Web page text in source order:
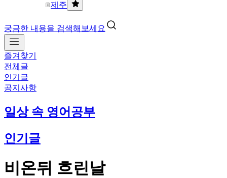
제주
궁금한 내용을 검색해보세요
즐겨찾기
전체글
인기글
공지사항
일상 속 영어공부
인기글
비온뒤 흐린날